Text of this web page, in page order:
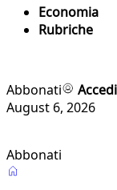
Economia
Rubriche
Abbonati
Accedi
August 6, 2026
Abbonati